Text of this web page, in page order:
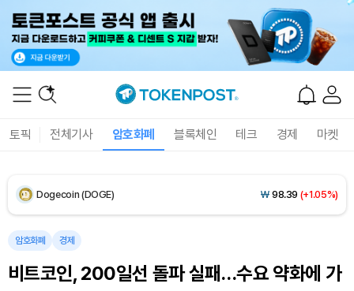
토픽 전체기사 암호화폐 블록체인 테크 경제 마켓
Solana (SOL) ₩104,072(+1.80%)
Bitcoin (BTC) 91,348,848 (+0.95%)
암호화폐 경제
비트코인, 200일선 돌파 실패…수요 약화에 가